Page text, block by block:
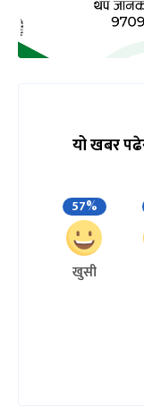
यो खबर
57%
खुसी